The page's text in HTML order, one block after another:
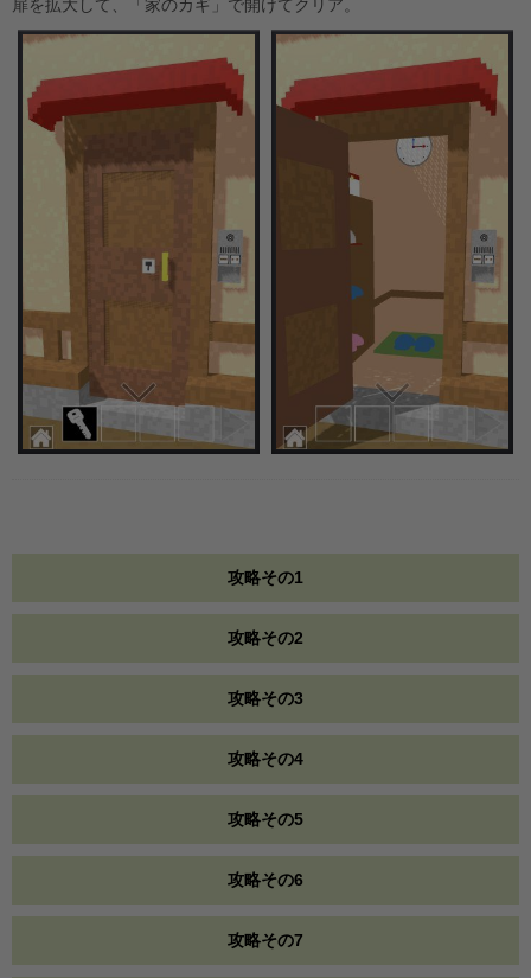
扉を拡大して、「家のカギ」で開けてクリア。
攻略その1
攻略その2
攻略その3
攻略その4
攻略その5
攻略その6
攻略その7